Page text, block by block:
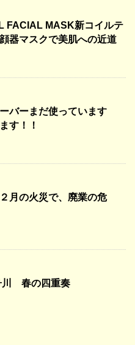
FACIAL MASK新コイルテ
器マスクで美肌への近道
バーまだ使っています
す！！
月の火災で、廃業の危
川 春の四重奏